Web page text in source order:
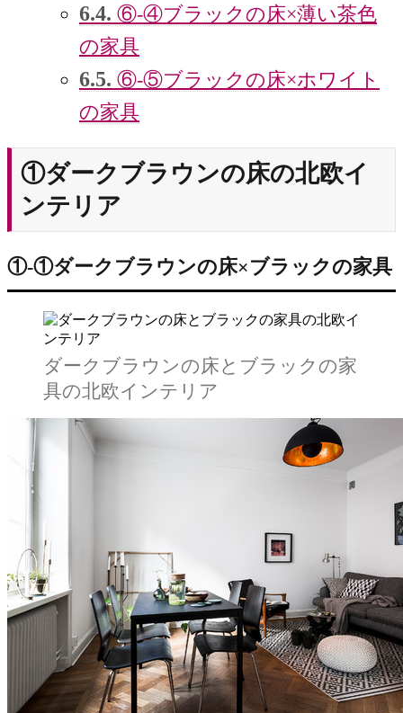
6.4. ⑥‐④ブラックの床×薄い茶色
の家具
6.5. ⑥‐⑤ブラックの床×ホワイト
の家具
①ダークブラウンの床の北欧イ
ンテリア
①‐①ダークブラウンの床×ブラックの家具
ダークブラウンの床とブラックの家
具の北欧インテリア